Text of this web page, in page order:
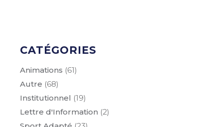
CATÉGORIES
Animations (61)
Autre (68)
Institutionnel (19)
Lettre d'Information (2)